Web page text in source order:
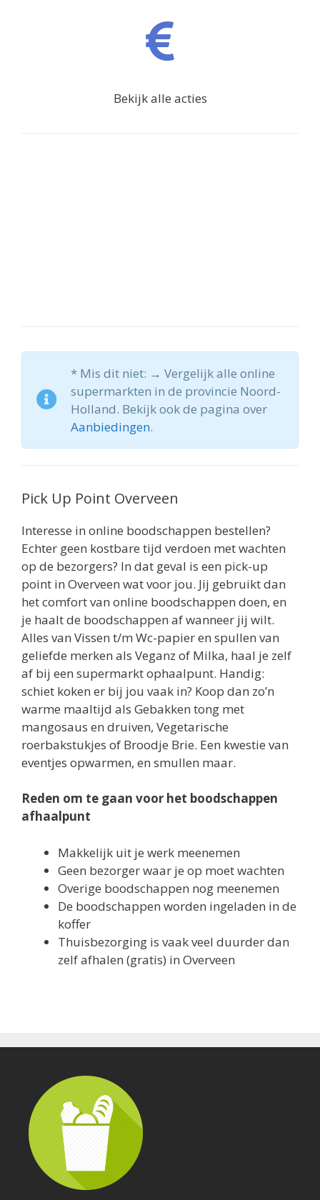
Bekijk alle acties
* Mis dit niet: → Vergelijk alle online
supermarkten in de provincie Noord-
Holland. Bekijk ook de pagina over
Aanbiedingen.
Pick Up Point Overveen
Interesse in online boodschappen bestellen?
Echter geen kostbare tijd verdoen met wachten
op de bezorgers? In dat geval is een pick-up
point in Overveen wat voor jou. Jij gebruikt dan
het comfort van online boodschappen doen, en
je haalt de boodschappen af wanneer jij wilt.
Alles van Vissen t/m Wc-papier en spullen van
geliefde merken als Veganz of Milka, haal je zelf
af bij een supermarkt ophaalpunt. Handig:
schiet koken er bij jou vaak in? Koop dan zo’n
warme maaltijd als Gebakken tong met
mangosaus en druiven, Vegetarische
roerbakstukjes of Broodje Brie. Een kwestie van
eventjes opwarmen, en smullen maar.
Reden om te gaan voor het boodschappen
afhaalpunt
Makkelijk uit je werk meenemen
Geen bezorger waar je op moet wachten
Overige boodschappen nog meenemen
De boodschappen worden ingeladen in de
koffer
Thuisbezorging is vaak veel duurder dan
zelf afhalen (gratis) in Overveen